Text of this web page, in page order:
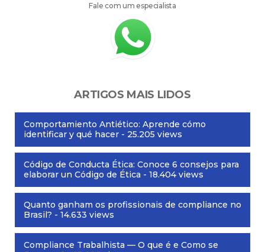
Fale com um especialista
ARTIGOS MAIS LIDOS
Comportamiento Antiético: Aprende cómo
identificar y qué hacer - 25.205 views
Código de Conducta Ética: Conoce 6 consejos para
elaborar un Código de Ética - 18.404 views
Quanto ganham os profissionais de compliance no
Brasil? - 14.633 views
Compliance Trabalhista — O que é e Como se